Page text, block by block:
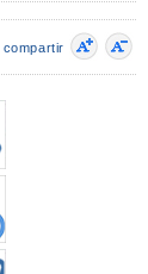
compartir